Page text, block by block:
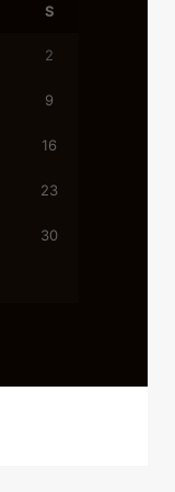
S
2
9
16
23
30